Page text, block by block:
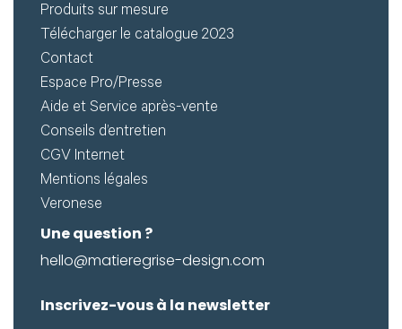
Produits sur mesure
Télécharger le catalogue 2023
Contact
Espace Pro/Presse
Aide et Service après-vente
Conseils d’entretien
CGV Internet
Mentions légales
Veronese
Une question ?
hello@matieregrise-design.com
Inscrivez-vous à la newsletter